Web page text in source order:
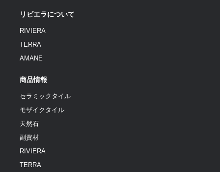
リビエラについて
RIVIERA
TERRA
AMANE
商品情報
セラミックタイル
モザイクタイル
天然石
副資材
RIVIERA
TERRA